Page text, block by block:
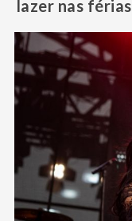
lazer nas férias